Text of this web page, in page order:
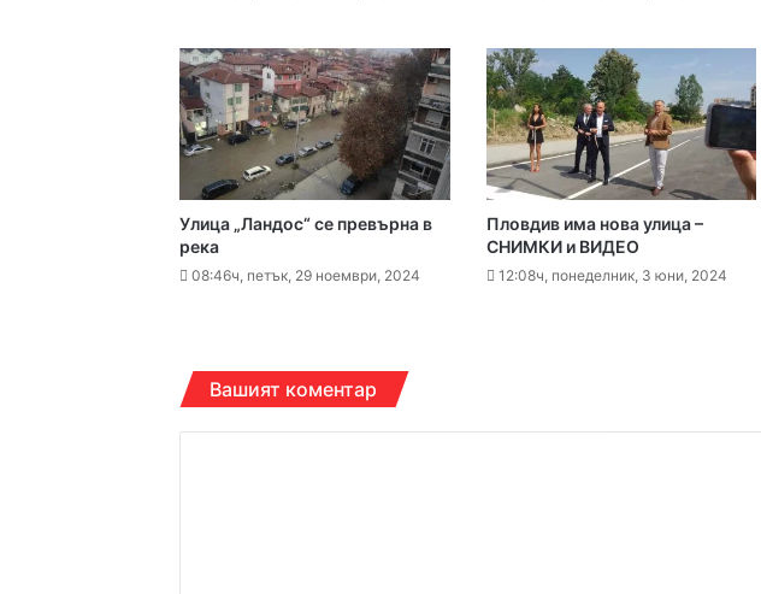
16:10ч, петък, 7 август, 2026
Етикетите в магазините остават само в евро
16:00ч, петък, 7 август, 2026
Улица „Ландос“ се превърна в
река
08:46ч, петък, 29 ноември, 2024
Пловдив има нова улица –
СНИМКИ и ВИДЕО
12:08ч, понеделник, 3 юни, 2024
Вашият коментар